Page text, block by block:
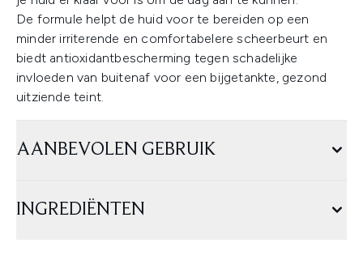
De formule helpt de huid voor te bereiden op een
minder irriterende en comfortabelere scheerbeurt en
biedt antioxidantbescherming tegen schadelijke
invloeden van buitenaf voor een bijgetankte, gezond
uitziende teint.
AANBEVOLEN GEBRUIK
INGREDIËNTEN